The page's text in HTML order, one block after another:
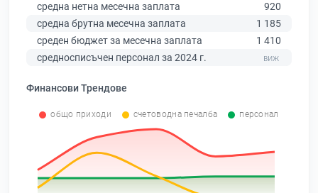
средна нетна месечна заплата
920
средна брутна месечна заплата
1 185
среден бюджет за месечна заплата
1 410
средносписъчен персонал за 2024 г.
Финансови Трендове
общо приходи счетоводна печалба персонал